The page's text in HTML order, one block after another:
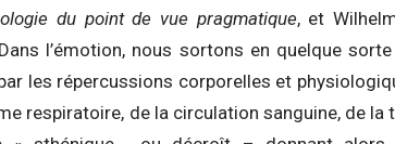
du point de vue pragmatique, et
l’émotion, nous sortons en quelque
les répercussions corporelles et
respiratoire, de la circulation sanguine, de